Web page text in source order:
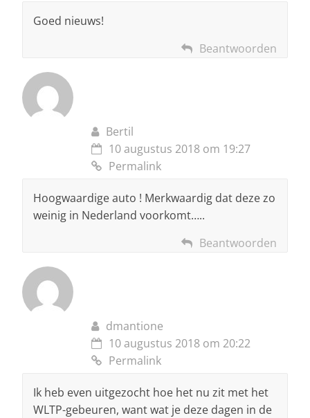
Goed nieuws!
Beantwoorden
Bertil
10 augustus 2018 om 19:27
Permalink
Hoogwaardige auto ! Merkwaardig dat deze zo
weinig in Nederland voorkomt…..
Beantwoorden
dmantione
10 augustus 2018 om 20:22
Permalink
Ik heb even uitgezocht hoe het nu zit met het
WLTP-gebeuren, want wat je deze dagen in de